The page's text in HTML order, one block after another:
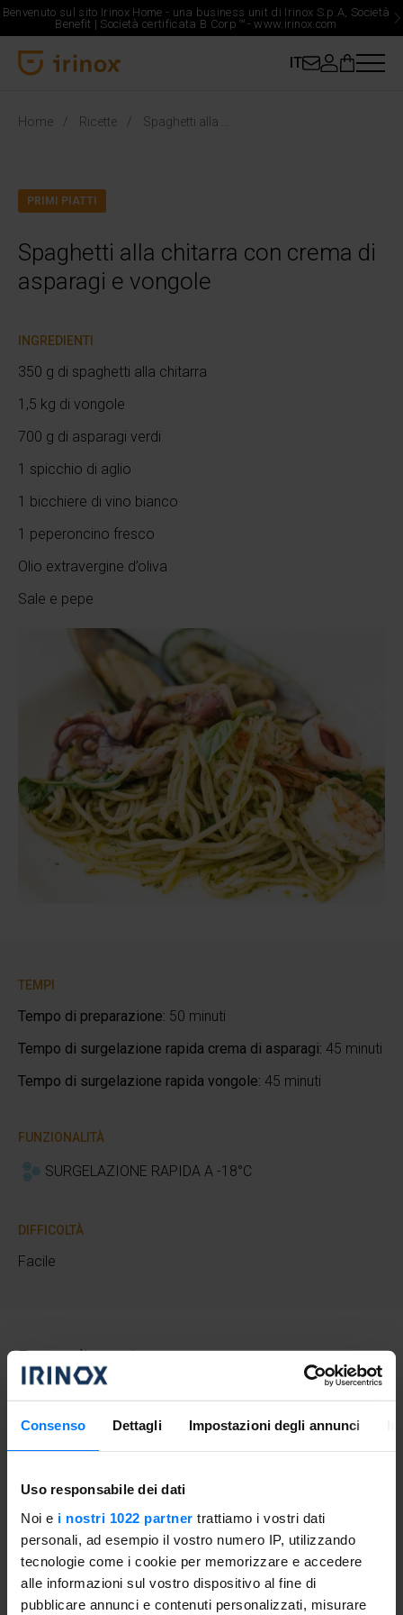
Consenso Dettagli Impostazioni degli annunci
Uso responsabile dei dati
Noi e i nostri 1022 partner trattiamo i vostri dati
personali, ad esempio il vostro numero IP, utilizzando
tecnologie come i cookie per memorizzare e accedere
alle informazioni sul vostro dispositivo al fine di
pubblicare annunci e contenuti personalizzati, misurare
Benvenuto sul sito Irinox Home - una business unit di Irinox S.p.A, Società
Benefit | Società certificata B Corp ™-www.irinox.com
IT
Home Ricette
PRIMI PIATTI
Spaghetti alla chitarra con crema di
asparagi e vongole
INGREDIENTI
350 g di spaghetti alla chitarra
1,5 kg di vongole
700 g di asparagi verdi
1 spicchio di aglio
1 bicchiere di vino bianco
1 peperoncino fresco
Olio extravergine d’oliva
Sale e pepe
TEMPI
Tempo di preparazione: 50 minuti
Tempo di surgelazione rapida crema di asparagi: 45 minuti
Tempo di surgelazione rapida vongole: 45 minuti
FUNZIONALITÀ
SURGELAZIONE RAPIDA A -18°C
DIFFICOLTÀ
Facile
Procedimento
Lavare bene le vongole in acqua corrente in modo da
eliminare l’eventuale sabbia presente all’interno della
In una padella scaldare un filo d’olio con uno spicchio di
vongole e cucinarle a fuoco vivace, bagnandole con il
vino bianco, finché non si aprono (dopo aver versato il
vino bianco, lasciarlo evaporare un paio di minuti e poi
coprire la pentola con un coperchio). In circa 10 minuti le